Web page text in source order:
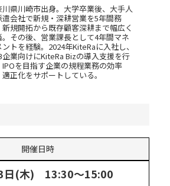
川県川崎市出身。大学卒業後、大手人
遣会社で新規・深耕営業を5年間務
新規開拓から既存顧客深耕まで幅広く
。その後、営業課長として4年間マネ
ントを経験。2024年KiteRaに入社し、
企業向けにKiteRa Bizの導入支援を行
IPOを目指す企業の規程業務の効率
正化をサポートしている。
開催日時
日(木) 13:30～15:00